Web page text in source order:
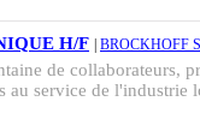
H/F BROCKHOFF
de collaborateurs,
au service de l'industrie